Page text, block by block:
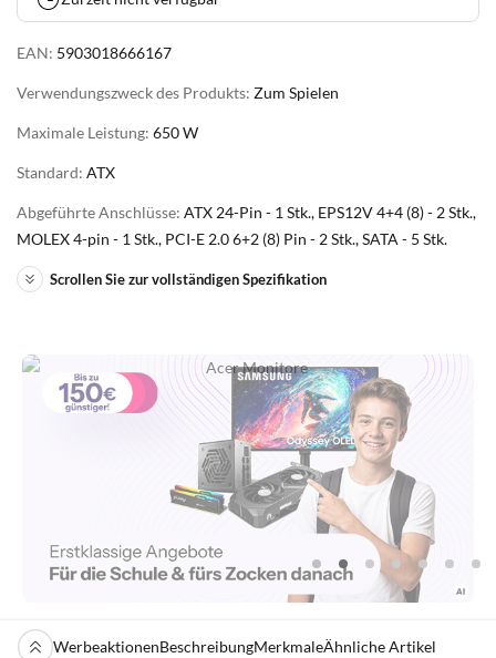
EAN: 5903018666167
Verwendungszweck des Produkts: Zum Spielen
Maximale Leistung: 650 W
Standard: ATX
Abgeführte Anschlüsse: ATX 24-Pin - 1 Stk., EPS12V 4+4 (8) - 2 Stk.,
MOLEX 4-pin - 1 Stk., PCI-E 2.0 6+2 (8) Pin - 2 Stk., SATA - 5 Stk.
Scrollen Sie zur vollständigen Spezifikation
WerbeaktionenBeschreibungMerkmaleÄhnliche Artikel